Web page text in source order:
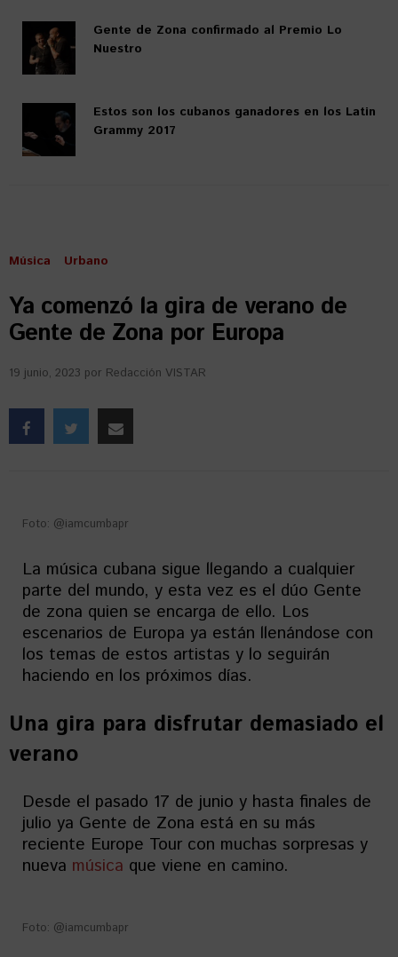
Gente de Zona confirmado al Premio Lo
Nuestro
Estos son los cubanos ganadores en los Latin
Grammy 2017
Música Urbano
Ya comenzó la gira de verano de
Gente de Zona por Europa
19 junio, 2023 por Redacción VISTAR
Foto: @iamcumbapr
La música cubana sigue llegando a cualquier
parte del mundo, y esta vez es el dúo Gente
de zona quien se encarga de ello. Los
escenarios de Europa ya están llenándose con
los temas de estos artistas y lo seguirán
haciendo en los próximos días.
Una gira para disfrutar demasiado el
verano
Desde el pasado 17 de junio y hasta finales de
julio ya Gente de Zona está en su más
reciente Europe Tour con muchas sorpresas y
nueva música que viene en camino.
Foto: @iamcumbapr